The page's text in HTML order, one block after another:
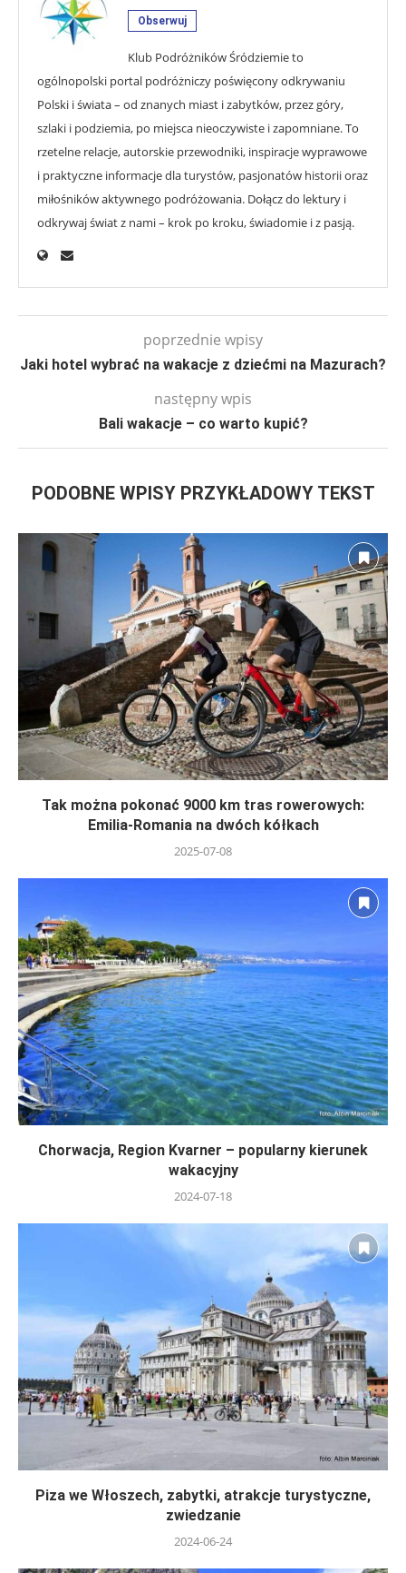
Obserwuj
Klub Podróżników Śródziemie to
ogólnopolski portal podróżniczy poświęcony odkrywaniu
Polski i świata – od znanych miast i zabytków, przez góry,
szlaki i podziemia, po miejsca nieoczywiste i zapomniane. To
rzetelne relacje, autorskie przewodniki, inspiracje wyprawowe
i praktyczne informacje dla turystów, pasjonatów historii oraz
miłośników aktywnego podróżowania. Dołącz do lektury i
odkrywaj świat z nami – krok po kroku, świadomie i z pasją.
poprzednie wpisy
Jaki hotel wybrać na wakacje z dziećmi na Mazurach?
następny wpis
Bali wakacje – co warto kupić?
PODOBNE WPISY PRZYKŁADOWY TEKST
Tak można pokonać 9000 km tras rowerowych:
Emilia-Romania na dwóch kółkach
2025-07-08
Chorwacja, Region Kvarner – popularny kierunek
wakacyjny
2024-07-18
Piza we Włoszech, zabytki, atrakcje turystyczne,
zwiedzanie
2024-06-24